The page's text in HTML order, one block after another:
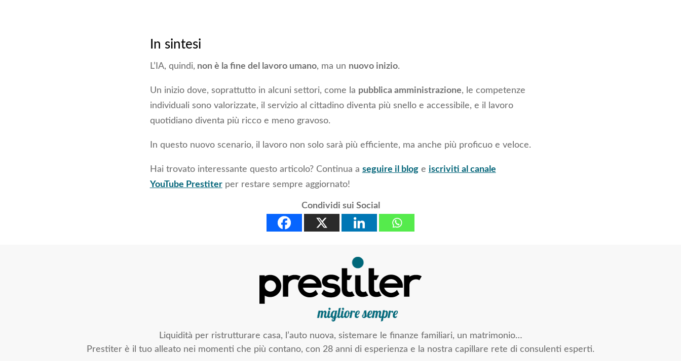
In sintesi
L’IA, quindi, non è la fine del lavoro umano, ma un nuovo inizio.
Un inizio dove, soprattutto in alcuni settori, come la pubblica amministrazione, le competenze
individuali sono valorizzate, il servizio al cittadino diventa più snello e accessibile, e il lavoro
quotidiano diventa più ricco e meno gravoso.
In questo nuovo scenario, il lavoro non solo sarà più efficiente, ma anche più proficuo e veloce.
Hai trovato interessante questo articolo? Continua a seguire il bloge iscriviti al canale
YouTube Prestiterper restare sempre aggiornato!
Condividi sui Social
Liquidità per ristrutturare casa, l’auto nuova, sistemare le finanze familiari, un matrimonio…
Prestiter è il tuo alleato nei momenti che più contano, con 28 anni di esperienza e la nostra capillare rete di consulenti esperti.